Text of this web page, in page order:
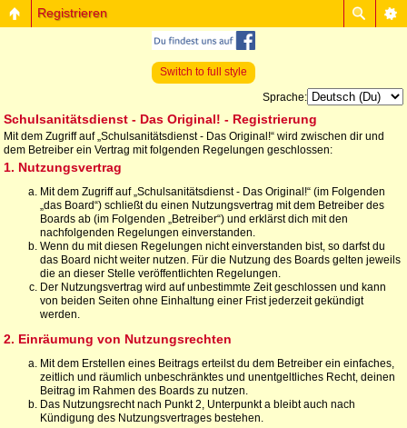
Registrieren
Switch to full style
Sprache:
Schulsanitätsdienst - Das Original! - Registrierung
Mit dem Zugriff auf „Schulsanitätsdienst - Das Original!“ wird zwischen dir und
dem Betreiber ein Vertrag mit folgenden Regelungen geschlossen:
1. Nutzungsvertrag
Mit dem Zugriff auf „Schulsanitätsdienst - Das Original!“ (im Folgenden
„das Board“) schließt du einen Nutzungsvertrag mit dem Betreiber des
Boards ab (im Folgenden „Betreiber“) und erklärst dich mit den
nachfolgenden Regelungen einverstanden.
Wenn du mit diesen Regelungen nicht einverstanden bist, so darfst du
das Board nicht weiter nutzen. Für die Nutzung des Boards gelten jeweils
die an dieser Stelle veröffentlichten Regelungen.
Der Nutzungsvertrag wird auf unbestimmte Zeit geschlossen und kann
von beiden Seiten ohne Einhaltung einer Frist jederzeit gekündigt
werden.
2. Einräumung von Nutzungsrechten
Mit dem Erstellen eines Beitrags erteilst du dem Betreiber ein einfaches,
zeitlich und räumlich unbeschränktes und unentgeltliches Recht, deinen
Beitrag im Rahmen des Boards zu nutzen.
Das Nutzungsrecht nach Punkt 2, Unterpunkt a bleibt auch nach
Kündigung des Nutzungsvertrages bestehen.